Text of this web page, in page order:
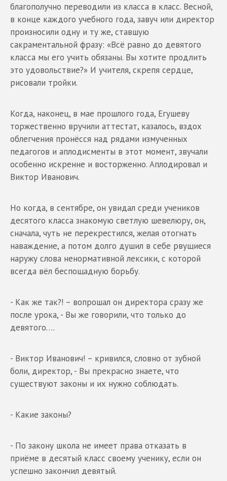
благополучно переводили из класса в класс. Весной,
в конце каждого учебного года, завуч или директор
произносили одну и ту же, ставшую
сакраментальной фразу: «Всё равно до девятого
класса мы его учить обязаны. Вы хотите продлить
это удовольствие?» И учителя, скрепя сердце,
рисовали тройки.
Когда, наконец, в мае прошлого года, Егушеву
торжественно вручили аттестат, казалось, вздох
облегчения пронёсся над рядами измученных
педагогов и аплодисменты в этот момент, звучали
особенно искренне и восторженно. Аплодировал и
Виктор Иванович.
Но когда, в сентябре, он увидал среди учеников
десятого класса знакомую светлую шевелюру, он,
сначала, чуть не перекрестился, желая отогнать
наваждение, а потом долго душил в себе рвущиеся
наружу слова ненормативной лексики, с которой
всегда вёл беспощадную борьбу.
- Как же так?! – вопрошал он директора сразу же
после урока, - Вы же говорили, что только до
девятого….
- Виктор Иванович! – кривился, словно от зубной
боли, директор, - Вы прекрасно знаете, что
существуют законы и их нужно соблюдать.
- Какие законы?
- По закону школа не имеет права отказать в
приёме в десятый класс своему ученику, если он
успешно закончил девятый.